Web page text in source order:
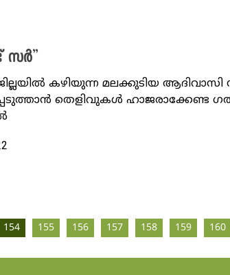
സർ”
കഴിയുന്ന മലക്കുടിയ
തെളിവുകൾ ഹാജരാക്കേണ്ട
154 155 156 157 158 159 160